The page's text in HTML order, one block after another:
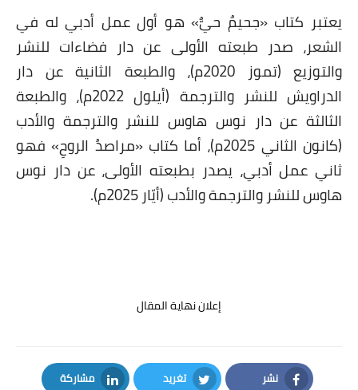
يعتبر كتاب «جحيمٌ حيٌّ» هو أول عمل أدبي له في
الشعر، صدر طبعته الأولى عن دار فضاءات للنشر
والتوزيع (تموز 2020م)، والطبعة الثانية عن دار
الدراويش للنشر والترجمة (أيلول 2022م)، والطبعة
الثالثة عن دار نوس هاوس للنشر والترجمة والأدب
(كانون الثاني 2025م)، أما كتاب «مراصدُ الروحِ» فهو
ثاني عمل أدبي، يصدر بطبعته الأولى، عن دار نوس
هاوس للنشر والترجمة والأدب (أيّار 2025م).
إعلان نهاية المقال
نشر تغريد مشاركة